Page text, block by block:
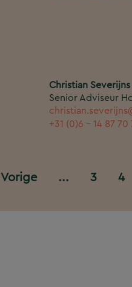
Christian Severijns
Senior Adviseur
+31 (0)6 - 14 87 70
Vorige ... 3 4